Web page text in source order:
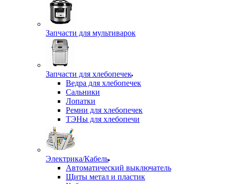
Запчасти для мультиварок
Запчасти для хлебопечек
Ведра для хлебопечек
Сальники
Лопатки
Ремни для хлебопечек
ТЭНы для хлебопечи
Электрика/Кабель
Автоматический выключатель
Щиты метал и пластик